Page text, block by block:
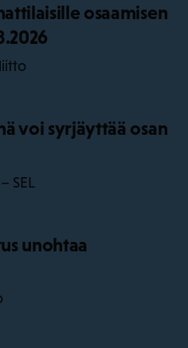
osaamisen
voi syrjäyttää osan
SEL
unohtaa